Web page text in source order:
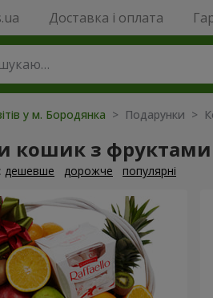
Доставка і оплата
у м. Бородянка > Подарунки >
кошик з фруктами
дешевше дорожче популярні